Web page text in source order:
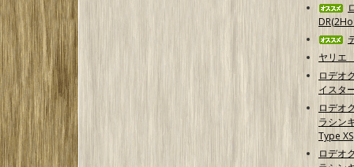
ヤリエ
ロデオ
イスタ
ロデオ
ラシン
Type XS
ロデオ